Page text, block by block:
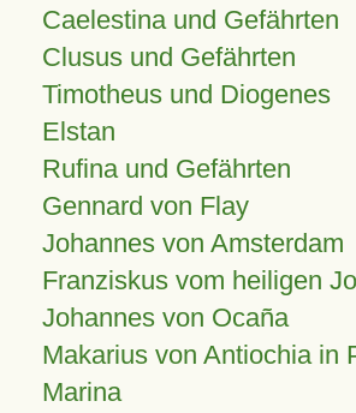
Caelestina und Gefährten
Clusus und Gefährten
Timotheus und Diogenes
Elstan
Rufina und Gefährten
Gennard von Flay
Johannes von Amsterdam
Franziskus vom heiligen
Johannes von Ocaña
Makarius von Antiochia in
Marina